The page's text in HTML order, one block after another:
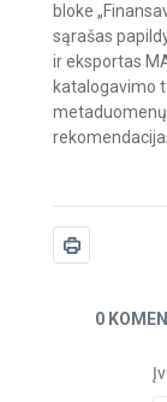
bloke
sąrašas
ir eksportas
katalogavimo
metaduomenų
0